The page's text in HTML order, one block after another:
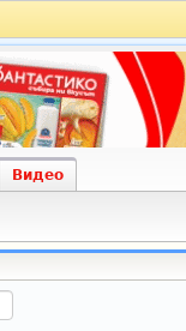
Видео